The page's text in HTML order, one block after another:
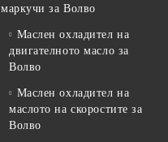
маркучи за Волво
Маслен охладител на
двигателното масло за
Волво
Маслен охладител на
маслото на скоростите за
Волво